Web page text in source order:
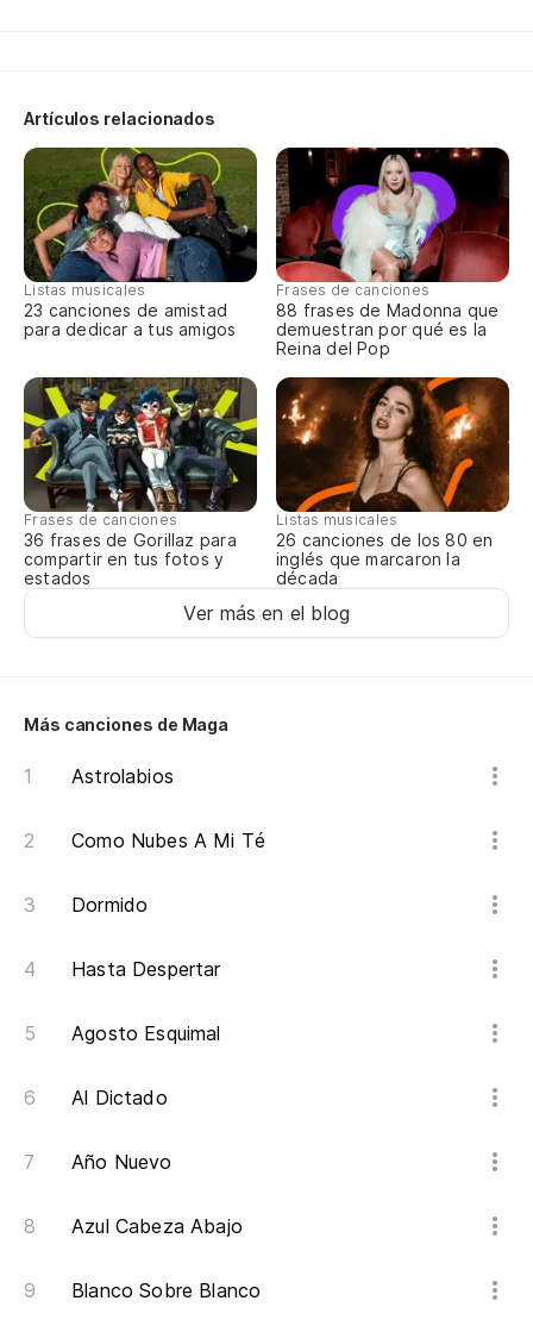
Artículos relacionados
Listas musicales
23 canciones de amistad
para dedicar a tus amigos
Frases de canciones
88 frases de Madonna que
demuestran por qué es la
Reina del Pop
Frases de canciones
36 frases de Gorillaz para
compartir en tus fotos y
estados
Listas musicales
26 canciones de los 80 en
inglés que marcaron la
década
Ver más en el blog
Más canciones de Maga
Astrolabios
Como Nubes A Mi Té
Dormido
Hasta Despertar
Agosto Esquimal
Al Dictado
Año Nuevo
Azul Cabeza Abajo
Blanco Sobre Blanco